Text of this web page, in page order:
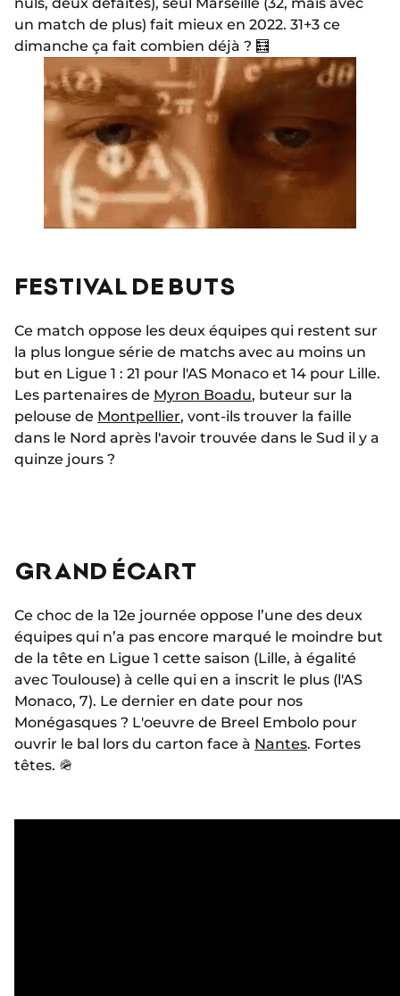
un match de plus) fait mieux en 2022. 31+3 ce
dimanche ça fait combien déjà ? 🧮
FESTIVAL DE BUTS
Ce match oppose les deux équipes qui restent sur
la plus longue série de matchs avec au moins un
but en Ligue 1 : 21 pour l'AS Monaco et 14 pour Lille.
Les partenaires de Myron Boadu, buteur sur la
pelouse de Montpellier, vont-ils trouver la faille
dans le Nord après l'avoir trouvée dans le Sud il y a
quinze jours ?
GRAND ÉCART
Ce choc de la 12e journée oppose l’une des deux
équipes qui n’a pas encore marqué le moindre but
de la tête en Ligue 1 cette saison (Lille, à égalité
avec Toulouse) à celle qui en a inscrit le plus (l'AS
Monaco, 7). Le dernier en date pour nos
Monégasques ? L'oeuvre de Breel Embolo pour
ouvrir le bal lors du carton face à Nantes. Fortes
têtes. 🪖